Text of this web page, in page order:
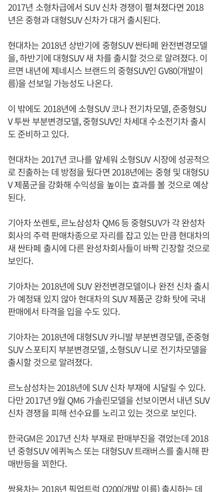
2017년 소형차급에서 SUV 신차 경쟁이 펼쳐졌다면 2018
년은 중형과 대형SUV 신차가 대거 출시된다.
현대차는 2018년 상반기에 중형SUV 싼타페 완전변경모델
을, 하반기에 대형SUV 새 차를 출시할 것으로 알려졌다. 이
르면 내년에 제네시스 브랜드의 중형SUV인 GV80(개발이
름)을 선보일 가능성도 나온다.
이 밖에도 2018년에 소형SUV 코나 전기차모델, 준중형SU
V 투싼 부분변경모델, 중형SUV인 차세대 수소전기차 출시
도 준비하고 있다.
현대차는 2017년 코나를 앞세워 소형SUV 시장에 성공적으
로 진출하는 데 방점을 뒀다면 2018년에는 중형 및 대형SU
V 제품군을 강화해 수익성을 높이는 효과를 볼 것으로 예상
된다.
기아차 쏘렌토, 르노삼성차 QM6 등 중형SUV가 각 완성차
회사의 주력 판매차종으로 자리를 잡고 있는 만큼 현대차의
새 싼타페 출시에 다른 완성차회사들이 바짝 긴장할 것으로
보인다.
기아차는 2018년에 SUV 완전변경모델이나 완전 신차 출시
가 예정돼 있지 않아 현대차의 SUV 제품군 강화 탓에 국내
판매에서 타격을 입을 수도 있다.
기아차는 2018년에 대형SUV 카니발 부분변경모델, 준중형
SUV 스포티지 부분변경모델, 소형SUV 니로 전기차모델을
출시할 것으로 알려졌다.
르노삼성차는 2018년에 SUV 신차 부재에 시달릴 수 있다.
다만 2017년 9월 QM6 가솔린모델을 선보이면서 내년 SUV
신차 경쟁을 피해 선수요를 노리고 있는 것으로 보인다.
한국GM은 2017년 신차 부재로 판매부진을 겪었는데 2018
년 중형SUV 에퀴녹스 또는 대형SUV 트래버스를 출시해 판
매반등을 꾀한다.
쌍용차는 2018년 픽업트럭 Q200(개발 이름) 출시하는 데